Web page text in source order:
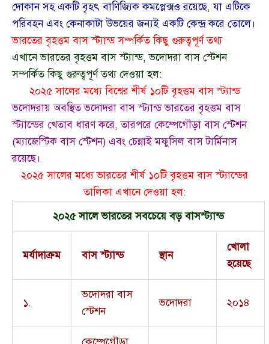
দোকান সহ একটি বৃহৎ বাণিজ্যিক কমপ্লেক্সও রয়েছে, যা এটিকে
পরিবহন এবং কেনাকাটা উভয়ের জন্যই একটি কেন্দ্র করে তোলে।
ভারতের বৃহত্তম বাস স্ট্যান্ড সম্পর্কিত কিছু গুরুত্বপূর্ণ তথ্য
এখানে ভারতের বৃহত্তম বাস স্ট্যান্ড, ভদোদরা বাস স্টেশন
সম্পর্কিত কিছু গুরুত্বপূর্ণ তথ্য দেওয়া হল:
২০২৫ সালের মধ্যে বিশ্বের শীর্ষ ১০টি বৃহত্তম বাস স্ট্যান্ড
ভদোদরায় অবস্থিত ভদোদরা বাস স্ট্যান্ড ভারতের বৃহত্তম বাস
স্ট্যান্ডের খেতাব ধারণ করে, তারপরে কেম্পেগৌড়া বাস স্টেশন
(ম্যাজেস্টিক বাস স্টেশন) এবং চেন্নাই মফুসিল বাস টার্মিনাস
রয়েছে।
২০২৫ সালের মধ্যে ভারতের শীর্ষ ১০টি বৃহত্তম বাস স্ট্যান্ডের
তালিকা এখানে দেওয়া হল:
২০২৫ সালে ভারতের সবচেয়ে বড় বাসস্ট্যান্ড
মর্যাদাক্রম বাস স্ট্যান্ড স্থান
খোলা
হয়েছে
১.
ভদোদরা বাস
স্টেশন
ভদোদরা ২০১৪